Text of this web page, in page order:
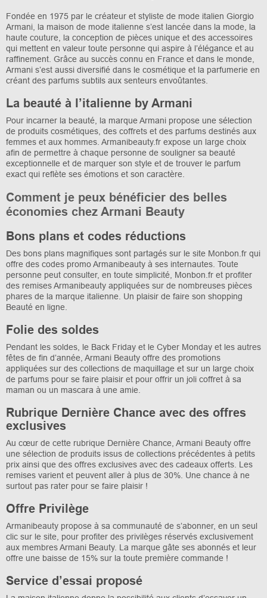
Fondée en 1975 par le créateur et styliste de mode italien Giorgio
Armani, la maison de mode italienne s’est lancée dans la mode, la
haute couture, la conception de pièces unique et des accessoires
qui mettent en valeur toute personne qui aspire à l’élégance et au
raffinement. Grâce au succès connu en France et dans le monde,
Armani s’est aussi diversifié dans le cosmétique et la parfumerie en
créant des parfums subtils aux senteurs envoûtantes.
La beauté à l’italienne by Armani
Pour incarner la beauté, la marque Armani propose une sélection
de produits cosmétiques, des coffrets et des parfums destinés aux
femmes et aux hommes. Armanibeauty.fr expose un large choix
afin de permettre à chaque personne de souligner sa beauté
exceptionnelle et de marquer son style et de trouver le parfum
exact qui reflète ses émotions et son caractère.
Comment je peux bénéficier des belles
économies chez Armani Beauty
Bons plans et codes réductions
Des bons plans magnifiques sont partagés sur le site Monbon.fr qui
offre des codes promo Armanibeauty à ses internautes. Toute
personne peut consulter, en toute simplicité, Monbon.fr et profiter
des remises Armanibeauty appliquées sur de nombreuses pièces
phares de la marque italienne. Un plaisir de faire son shopping
Beauté en ligne.
Folie des soldes
Pendant les soldes, le Back Friday et le Cyber Monday et les autres
fêtes de fin d’année, Armani Beauty offre des promotions
appliquées sur des collections de maquillage et sur un large choix
de parfums pour se faire plaisir et pour offrir un joli coffret à sa
maman ou un mascara à une amie.
Rubrique Dernière Chance avec des offres
exclusives
Au cœur de cette rubrique Dernière Chance, Armani Beauty offre
une sélection de produits issus de collections précédentes à petits
prix ainsi que des offres exclusives avec des cadeaux offerts. Les
remises varient et peuvent aller à plus de 30%. Une chance à ne
surtout pas rater pour se faire plaisir !
Offre Privilège
Armanibeauty propose à sa communauté de s’abonner, en un seul
clic sur le site, pour profiter des privilèges réservés exclusivement
aux membres Armani Beauty. La marque gâte ses abonnés et leur
offre une baisse de 15% sur la toute première commande !
Service d’essai proposé